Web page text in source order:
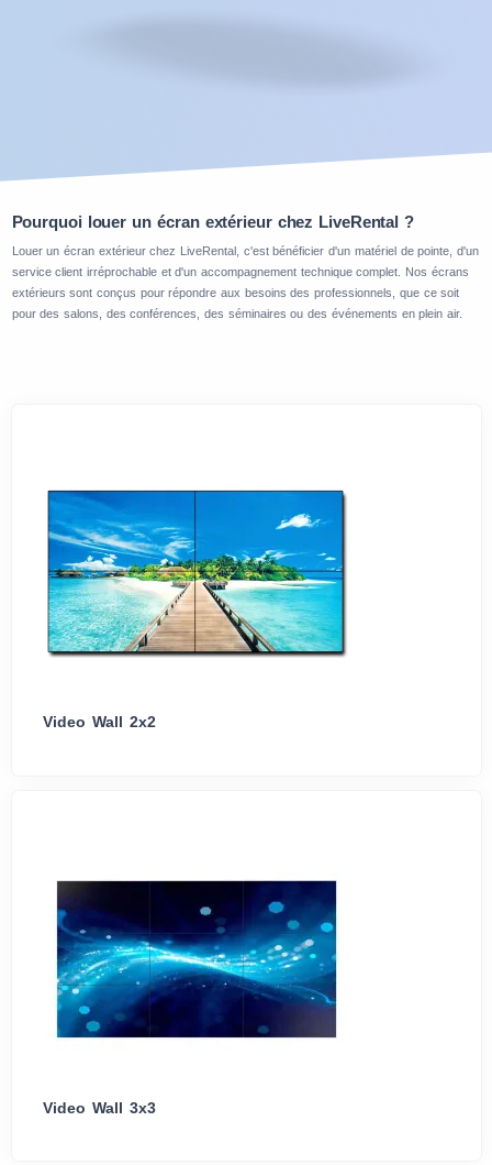
Pourquoi louer un écran extérieur chez LiveRental ?
Louer un écran extérieur chez LiveRental, c'est bénéficier d'un matériel de pointe, d'un
service client irréprochable et d'un accompagnement technique complet. Nos écrans
extérieurs sont conçus pour répondre aux besoins des professionnels, que ce soit
pour des salons, des conférences, des séminaires ou des événements en plein air.
Video Wall 2x2
Video Wall 3x3